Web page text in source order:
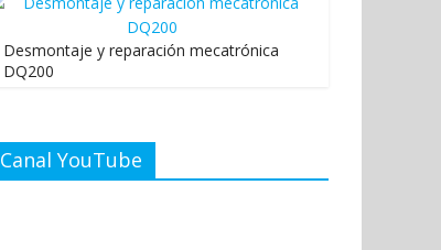
Desmontaje y reparación mecatrónica
DQ200
Canal YouTube